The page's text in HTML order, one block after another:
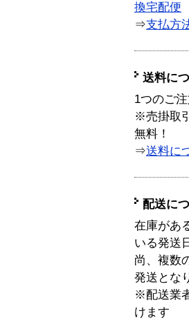
換宅配便
⇒支払方
送料に
1つのご
※売掛取
無料！
⇒送料に
配送に
在庫があ
いる発送
尚、複数
発送とな
※配送業
けます